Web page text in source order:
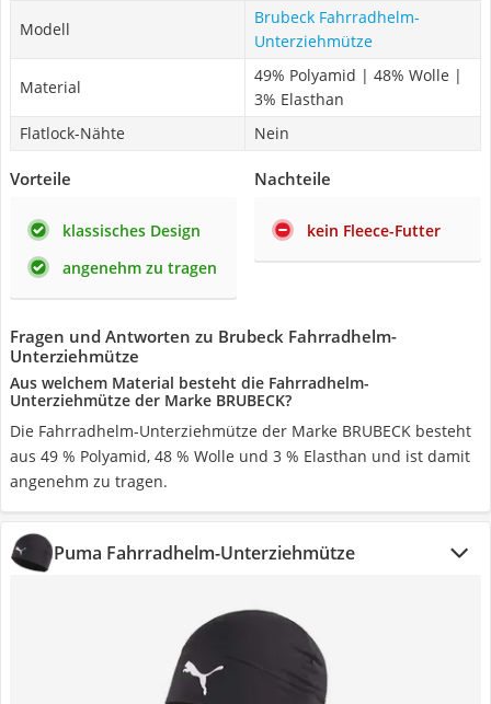
Modell
Brubeck Fahrradhelm-
Unterziehmütze
Material
49% Polyamid | 48% Wolle |
3% Elasthan
Flatlock-Nähte
Nein
Vorteile
klassisches Design
angenehm zu tragen
Nachteile
kein Fleece-Futter
Fragen und Antworten zu Brubeck Fahrradhelm-
Unterziehmütze
Aus welchem Material besteht die Fahrradhelm-
Unterziehmütze der Marke BRUBECK?
Die Fahrradhelm-Unterziehmütze der Marke BRUBECK besteht
aus 49 % Polyamid, 48 % Wolle und 3 % Elasthan und ist damit
angenehm zu tragen.
Puma Fahrradhelm-Unterziehmütze